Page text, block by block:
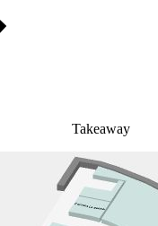
Takeaway